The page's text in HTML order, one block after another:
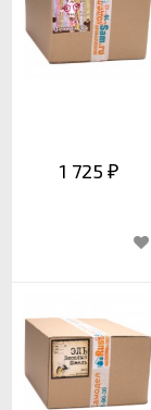
1 725 ₽